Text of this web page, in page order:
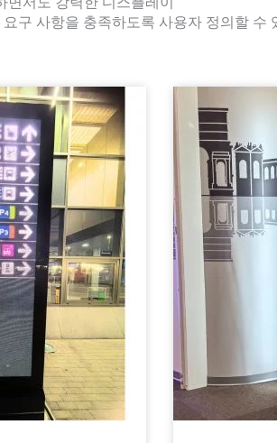
구 사항을 충족하도록 사용자 정의할 수